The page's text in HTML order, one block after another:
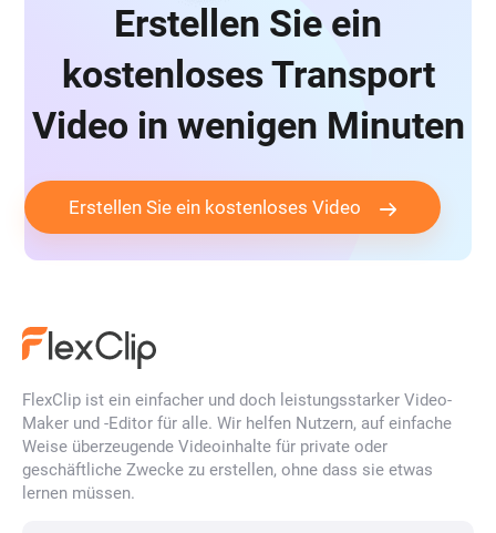
Erstellen Sie ein
kostenloses Transport
Video in wenigen Minuten
Erstellen Sie ein kostenloses Video
FlexClip ist ein einfacher und doch leistungsstarker Video-
Maker und -Editor für alle. Wir helfen Nutzern, auf einfache
Weise überzeugende Videoinhalte für private oder
geschäftliche Zwecke zu erstellen, ohne dass sie etwas
lernen müssen.